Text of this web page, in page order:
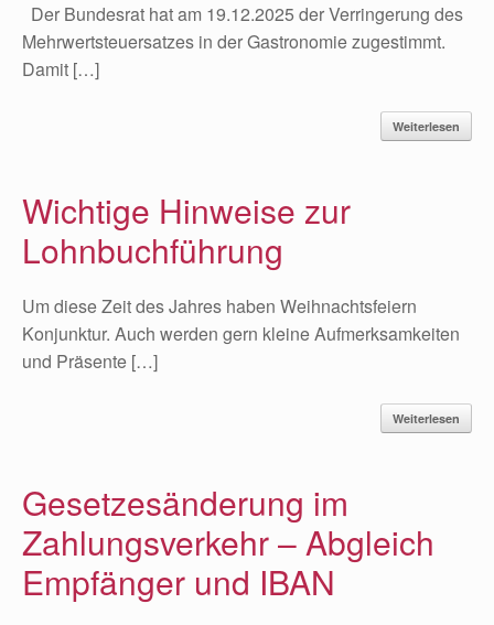
Der Bundesrat hat am 19.12.2025 der Verringerung des
Mehrwertsteuersatzes in der Gastronomie zugestimmt.
Damit […]
Weiterlesen
Wichtige Hinweise zur
Lohnbuchführung
Um diese Zeit des Jahres haben Weihnachtsfeiern
Konjunktur. Auch werden gern kleine Aufmerksamkeiten
und Präsente […]
Weiterlesen
Gesetzesänderung im
Zahlungsverkehr – Abgleich
Empfänger und IBAN